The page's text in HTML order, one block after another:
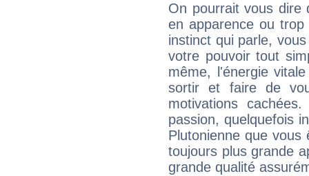
On pourrait vous dire
en apparence ou
instinct qui parle,
votre pouvoir tout
même, l'énergie
sortir et faire de
motivations
passion, quelquefois
Plutonienne que
toujours plus grande
grande qualité